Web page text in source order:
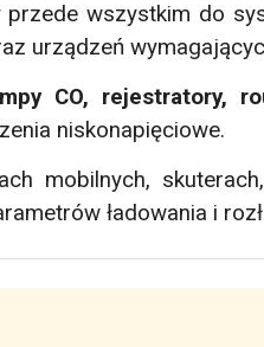
przede wszystkim do
urządzeń
CO, rejestratory,
niskonapięciowe.
mobilnych,
ładowania i